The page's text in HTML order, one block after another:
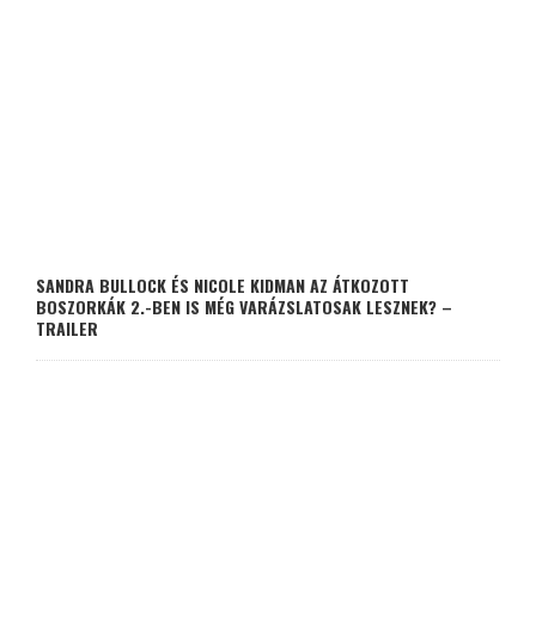
SANDRA BULLOCK ÉS NICOLE KIDMAN AZ ÁTKOZOTT
BOSZORKÁK 2.-BEN IS MÉG VARÁZSLATOSAK LESZNEK? –
TRAILER